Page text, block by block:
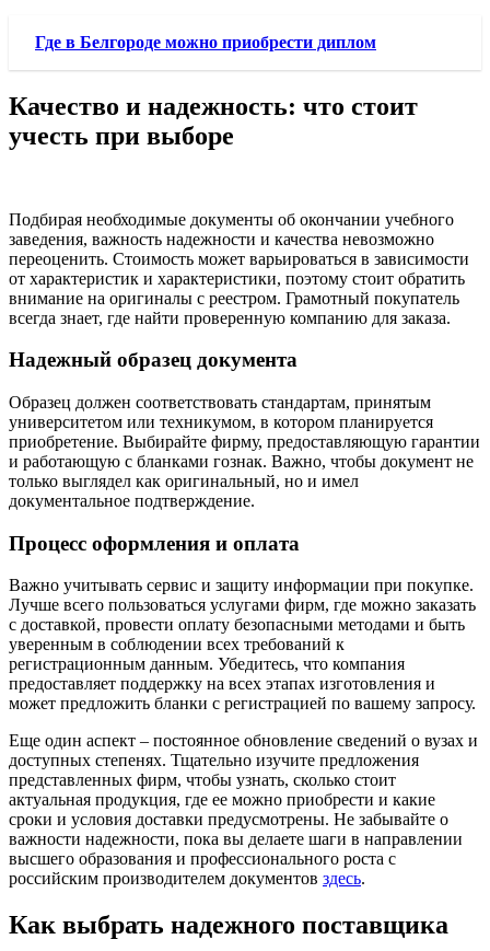
Где в Белгороде можно приобрести диплом
Качество и надежность: что стоит
учесть при выборе
Подбирая необходимые документы об окончании учебного
заведения, важность надежности и качества невозможно
переоценить. Стоимость может варьироваться в зависимости
от характеристик и характеристики, поэтому стоит обратить
внимание на оригиналы с реестром. Грамотный покупатель
всегда знает, где найти проверенную компанию для заказа.
Надежный образец документа
Образец должен соответствовать стандартам, принятым
университетом или техникумом, в котором планируется
приобретение. Выбирайте фирму, предоставляющую гарантии
и работающую с бланками гознак. Важно, чтобы документ не
только выглядел как оригинальный, но и имел
документальное подтверждение.
Процесс оформления и оплата
Важно учитывать сервис и защиту информации при покупке.
Лучше всего пользоваться услугами фирм, где можно заказать
с доставкой, провести оплату безопасными методами и быть
уверенным в соблюдении всех требований к
регистрационным данным. Убедитесь, что компания
предоставляет поддержку на всех этапах изготовления и
может предложить бланки с регистрацией по вашему запросу.
Еще один аспект – постоянное обновление сведений о вузах и
доступных степенях. Тщательно изучите предложения
представленных фирм, чтобы узнать, сколько стоит
актуальная продукция, где ее можно приобрести и какие
сроки и условия доставки предусмотрены. Не забывайте о
важности надежности, пока вы делаете шаги в направлении
высшего образования и профессионального роста с
российским производителем документов здесь.
Как выбрать надежного поставщика